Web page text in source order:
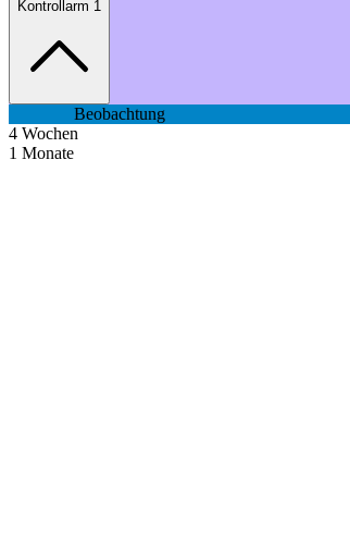
Kontrollarm 1
Beobachtung
4 Wochen
1 Monate